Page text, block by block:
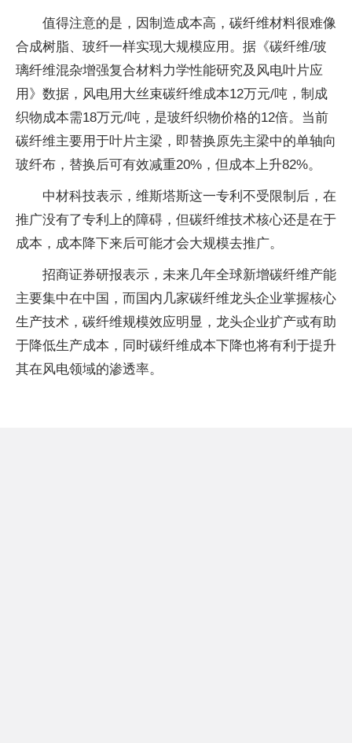
值得注意的是，因制造成本高，碳纤维材料很难像
合成树脂、玻纤一样实现大规模应用。据《碳纤维/玻
璃纤维混杂增强复合材料力学性能研究及风电叶片应
用》数据，风电用大丝束碳纤维成本12万元/吨，制成
织物成本需18万元/吨，是玻纤织物价格的12倍。当前
碳纤维主要用于叶片主梁，即替换原先主梁中的单轴向
玻纤布，替换后可有效减重20%，但成本上升82%。
中材科技表示，维斯塔斯这一专利不受限制后，在
推广没有了专利上的障碍，但碳纤维技术核心还是在于
成本，成本降下来后可能才会大规模去推广。
招商证券研报表示，未来几年全球新增碳纤维产能
主要集中在中国，而国内几家碳纤维龙头企业掌握核心
生产技术，碳纤维规模效应明显，龙头企业扩产或有助
于降低生产成本，同时碳纤维成本下降也将有利于提升
其在风电领域的渗透率。